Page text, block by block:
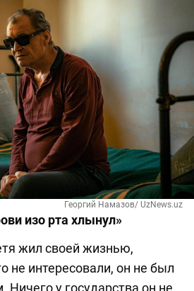
Георгий Намазов/ UzNews.uz
изо рта хлынул»
жил своей жизнью,
не интересовали, он не был
Ничего у государства он не